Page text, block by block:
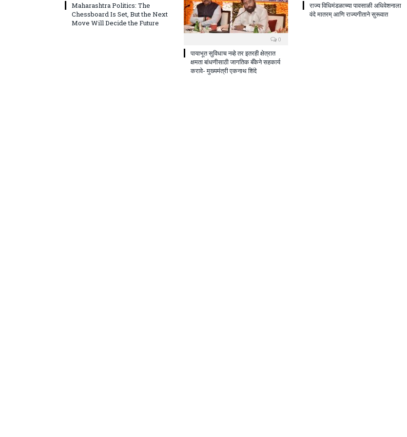
Maharashtra Politics: The
Chessboard Is Set, But the Next
Move Will Decide the Future
0
पायाभूत सुविधाच नव्हे तर इतरही क्षेत्रात
क्षमता बांधणीसाठी जागतिक बँकेने सहकार्य
करावे- मुख्यमंत्री एकनाथ शिंदे
राज्य विधिमंडळाच्या पावसाळी अधिवेशनाला
वंदे मातरम् आणि राज्यगीताने सुरूवात